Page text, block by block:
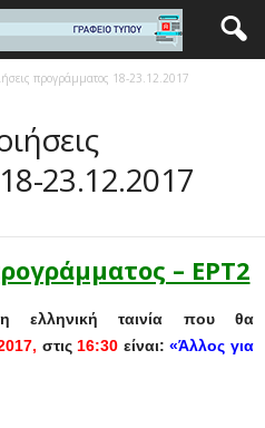
προγράμματος 18-23.12.2017
23.12.2017
– ΕΡΤ2
ελληνική ταινία που θα
στις 16:30 είναι: «Άλλος για